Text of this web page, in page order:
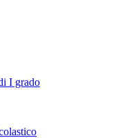
I grado